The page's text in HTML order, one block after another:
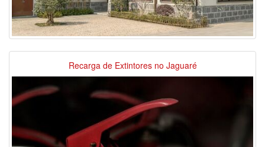
Recarga de Extintores no Jaguaré